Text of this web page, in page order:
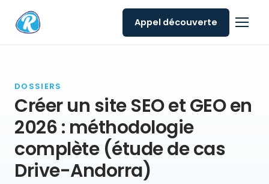
Appel découverte
DOSSIERS
Créer un site SEO et GEO en
2026 : méthodologie
complète (étude de cas
Drive-Andorra)